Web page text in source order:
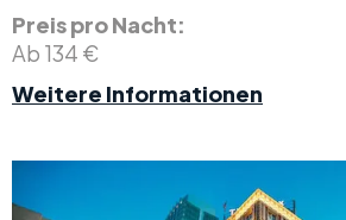
Preis pro Nacht:
Ab 134 €
Weitere Informationen